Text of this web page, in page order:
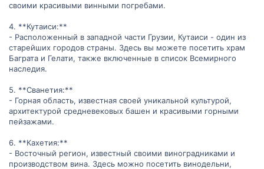
своими красивыми винными погребами.
4. **Кутаиси:**
- Расположенный в западной части Грузии, Кутаиси - один из
старейших городов страны. Здесь вы можете посетить храм
Баграта и Гелати, также включенные в список Всемирного
наследия.
5. **Сванетия:**
- Горная область, известная своей уникальной культурой,
архитектурой средневековых башен и красивыми горными
пейзажами.
6. **Кахетия:**
- Восточный регион, известный своими виноградниками и
производством вина. Здесь можно посетить винодельни,